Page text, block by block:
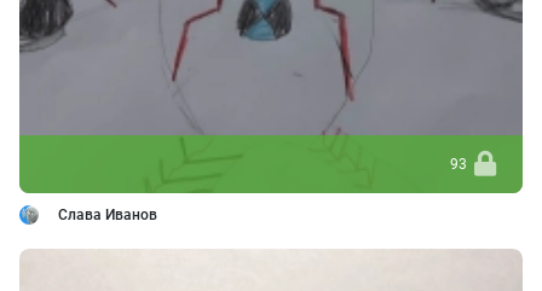
93
Слава Иванов